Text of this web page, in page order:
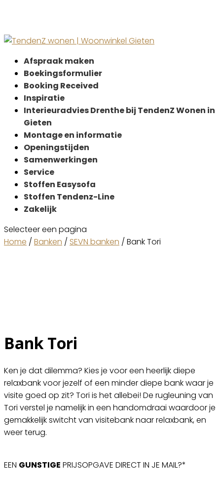
Afspraak maken
Boekingsformulier
Booking Received
Inspiratie
Interieuradvies Drenthe bij TendenZ Wonen in
Gieten
Montage en informatie
Openingstijden
Samenwerkingen
Service
Stoffen Easysofa
Stoffen Tendenz-Line
Zakelijk
Selecteer een pagina
Home / Banken / SEVN banken / Bank Tori
Bank Tori
Ken je dat dilemma? Kies je voor een heerlijk diepe
relaxbank voor jezelf of een minder diepe bank waar je
visite goed op zit? Tori is het allebei! De rugleuning van
Tori verstel je namelijk in een handomdraai waardoor je
gemakkelijk switcht van visitebank naar relaxbank, en
weer terug.
EEN GUNSTIGE PRIJSOPGAVE DIRECT IN JE MAIL?*